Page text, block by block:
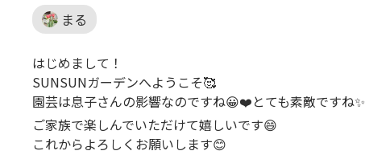
まる
はじめまして！
SUNSUNガーデンへようこそ🥰
園芸は息子さんの影響なのですね😀❤️とても素敵ですね✨
ご家族で楽しんでいただけて嬉しいです😄
これからよろしくお願いします😊